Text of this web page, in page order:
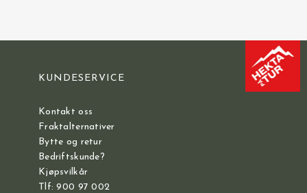
KUNDESERVICE
Kontakt oss
Fraktalternativer
Bytte og retur
Bedriftskunde?
Kjøpsvilkår
Tlf: 900 97 002